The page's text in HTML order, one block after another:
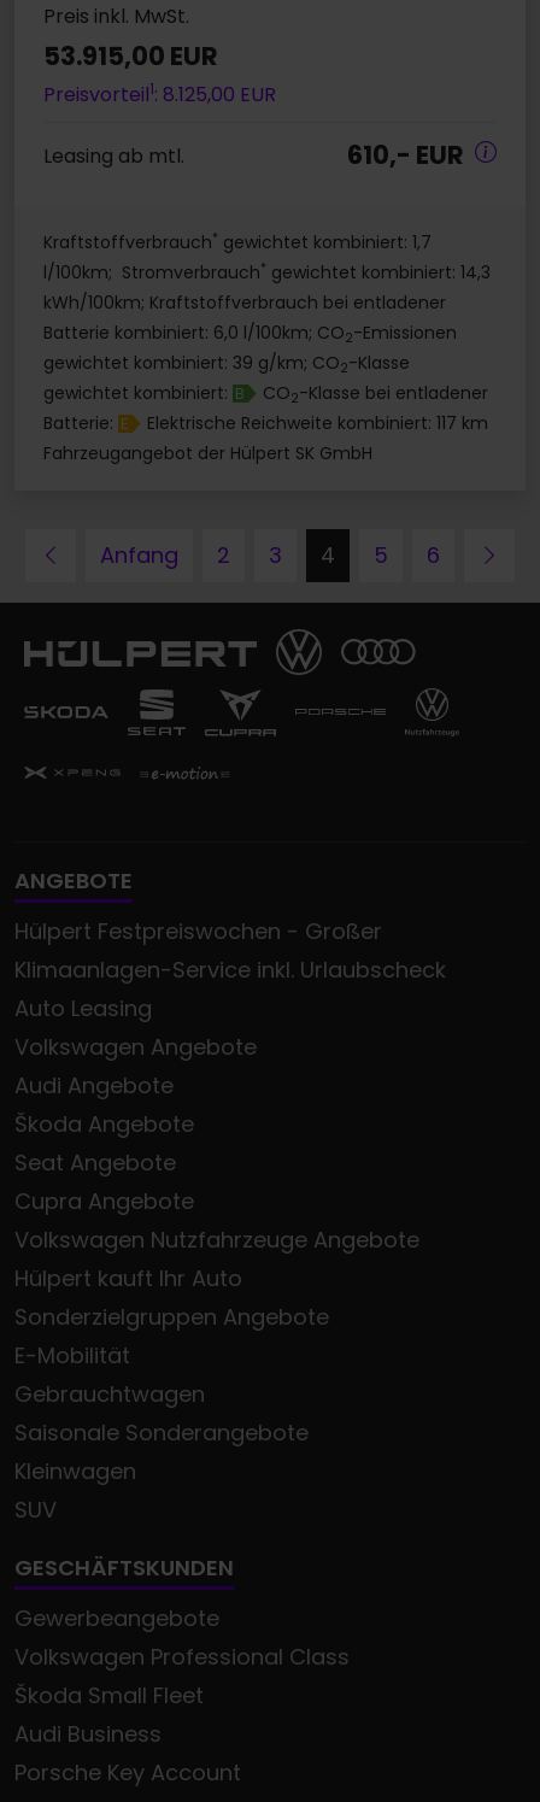
Preis inkl. MwSt.
53.915,00 EUR
Preisvorteil1: 8.125,00 EUR
Leasing ab mtl. 610,- EUR
Kraftstoffverbrauch* gewichtet kombiniert: 1,7
l/100km; Stromverbrauch* gewichtet kombiniert: 14,3
kWh/100km; Kraftstoffverbrauch bei entladener
Batterie kombiniert: 6,0 l/100km; CO2-Emissionen
gewichtet kombiniert: 39 g/km; CO2-Klasse
gewichtet kombiniert: B CO2-Klasse bei entladener
Batterie: E
Elektrische Reichweite kombiniert: 117 km
Fahrzeugangebot der Hülpert SK GmbH
ZurückAnfang 2 3 4 5 6
ANGEBOTE
Hülpert Festpreiswochen - Großer
Klimaanlagen-Service inkl. Urlaubscheck
Auto Leasing
Volkswagen Angebote
Audi Angebote
Škoda Angebote
Seat Angebote
Cupra Angebote
Volkswagen Nutzfahrzeuge Angebote
Hülpert kauft Ihr Auto
Sonderzielgruppen Angebote
E-Mobilität
Gebrauchtwagen
Saisonale Sonderangebote
Kleinwagen
SUV
GESCHÄFTSKUNDEN
Gewerbeangebote
Volkswagen Professional Class
Škoda Small Fleet
Audi Business
Porsche Key Account